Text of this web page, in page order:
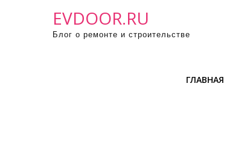
EVDOOR.RU
Блог о ремонте и строительстве
ГЛАВНАЯ